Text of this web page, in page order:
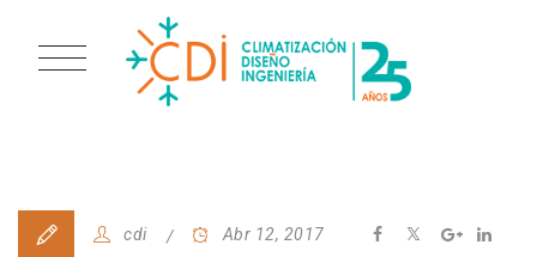
cdi Abr 12, 2017